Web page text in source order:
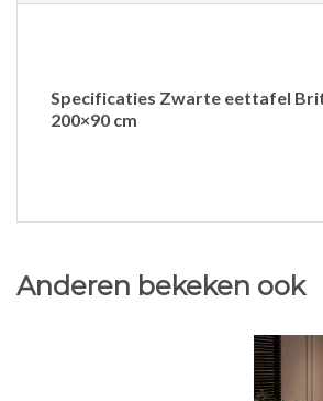
Specificaties Zwarte eettafel
200×90 cm
Anderen bekeken ook